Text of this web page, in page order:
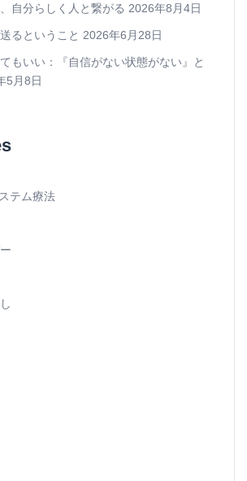
自分らしく人と繋がる 2026年8月4日
るということ 2026年6月28日
もいい：『自信がない状態がない』と
5月8日
テム療法